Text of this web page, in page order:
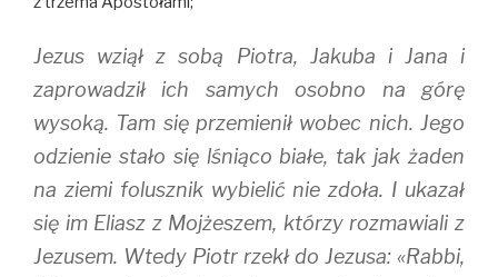
Jezus wziął z sobą Piotra, Jakuba i Jana i
zaprowadził ich samych osobno na górę
wysoką. Tam się przemienił wobec nich. Jego
odzienie stało się lśniąco białe, tak jak żaden
na ziemi folusznik wybielić nie zdoła. I ukazał
się im Eliasz z Mojżeszem, którzy rozmawiali z
Jezusem. Wtedy Piotr rzekł do Jezusa: «Rabbi,